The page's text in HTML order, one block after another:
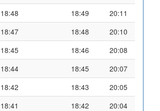
18:48 18:49
20:11
18:47 18:48
20:10
18:45 18:46
20:08
18:44 18:45
20:07
18:42 18:43
20:05
18:41 18:42
20:04